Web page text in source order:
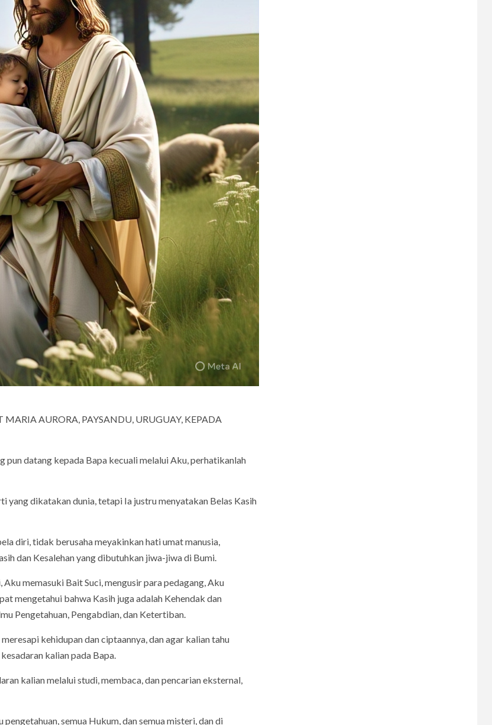
AURORA, PAYSANDU, URUGUAY, KEPADA
pun datang kepada Bapa kecuali melalui Aku, perhatikanlah
yang dikatakan dunia, tetapi Ia justru menyatakan Belas Kasih
diri, tidak berusaha meyakinkan hati umat manusia,
dan Kesalehan yang dibutuhkan jiwa-jiwa di Bumi.
memasuki Bait Suci, mengusir para pedagang, Aku
mengetahui bahwa Kasih juga adalah Kehendak dan
Pengetahuan, Pengabdian, dan Ketertiban.
kehidupan dan ciptaannya, dan agar kalian tahu
kalian pada Bapa.
kalian melalui studi, membaca, dan pencarian eksternal,
semua Hukum, dan semua misteri, dan di